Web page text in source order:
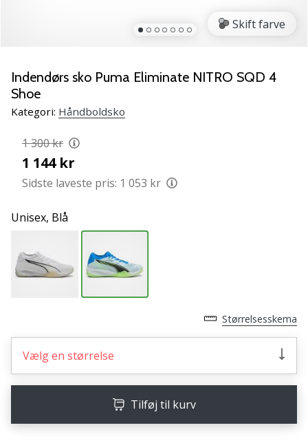
de
nye
PUMA
Accelerate
SQD
håndboldsko
Oplev
tekniske
opdateringer
det
er…
25. 11. 2024
Skift farve
Indendørs sko Puma Eliminate NITRO SQD 4
Shoe
Kategori: Håndboldsko
1 300 kr
1 144 kr
Sidste laveste pris: 1 053 kr
Unisex, Blå
Størrelsesskema
Vælg en størrelse
Tilføj til kurv